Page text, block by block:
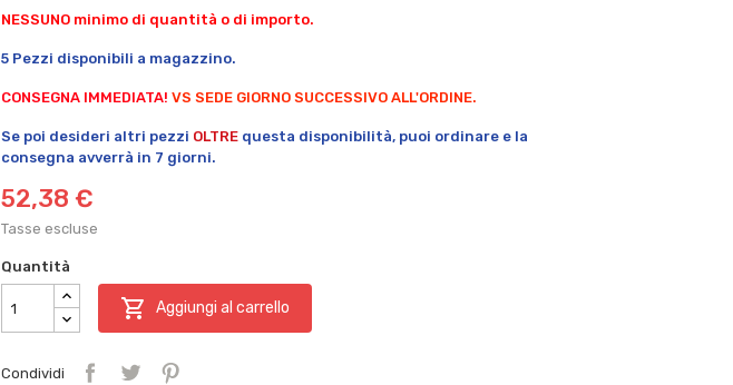
NESSUNO minimo di quantità o di importo.
5 Pezzi disponibili a magazzino.
CONSEGNA IMMEDIATA! VS SEDE GIORNO SUCCESSIVO ALL'ORDINE.
Se poi desideri altri pezzi OLTRE questa disponibilità, puoi ordinare e la
consegna avverrà in 7 giorni.
52,38 €
Tasse escluse
Quantità
 Aggiungi al carrello
Condividi